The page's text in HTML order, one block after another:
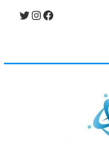
Twitter InstagramFacebook